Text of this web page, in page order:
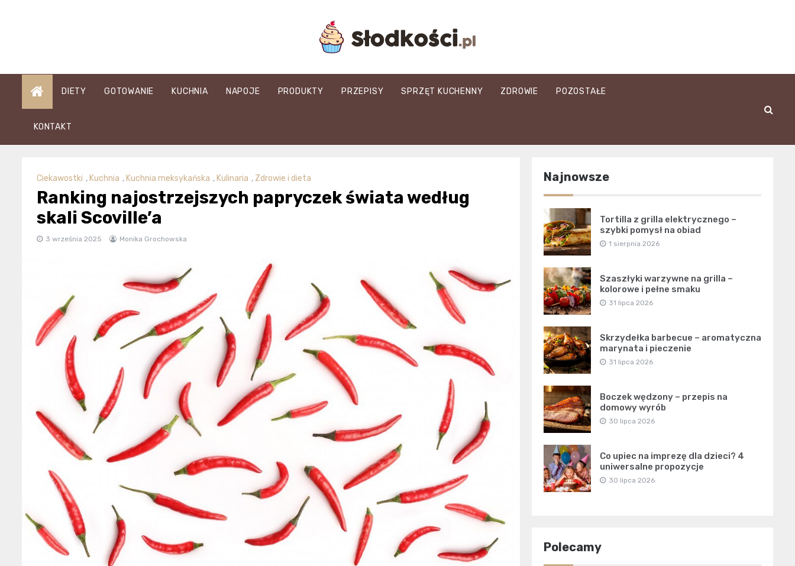
slodkosci.pl
DIETY GOTOWANIE KUCHNIA NAPOJE PRODUKTY PRZEPISY SPRZĘT KUCHENNY ZDROWIE POZOSTAŁE
KONTAKT
Ciekawostki , Kuchnia , Kuchnia meksykańska , Kulinaria , Zdrowie i dieta
Ranking najostrzejszych papryczek świata według
skali Scoville’a
3 września 2025 Monika Grochowska
Najnowsze
Tortilla z grilla elektrycznego –
szybki pomysł na obiad
1 sierpnia 2026
Szaszłyki warzywne na grilla –
kolorowe i pełne smaku
31 lipca 2026
Skrzydełka barbecue – aromatyczna
marynata i pieczenie
31 lipca 2026
Boczek wędzony – przepis na
domowy wyrób
30 lipca 2026
Co upiec na imprezę dla dzieci? 4
uniwersalne propozycje
30 lipca 2026
Polecamy